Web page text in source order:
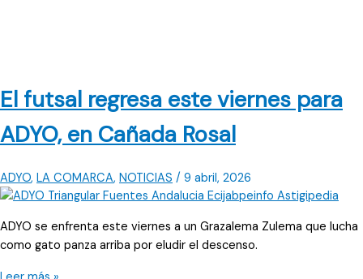
El futsal regresa este viernes para
ADYO, en Cañada Rosal
ADYO, LA COMARCA, NOTICIAS / 9 abril, 2026
ADYO se enfrenta este viernes a un Grazalema Zulema que lucha
como gato panza arriba por eludir el descenso.